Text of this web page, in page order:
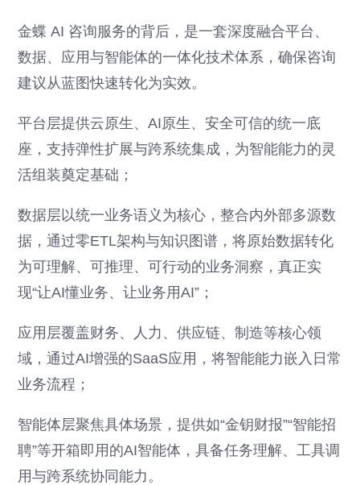
金蝶 AI 咨询服务的背后，是一套深度融合平台、
数据、应用与智能体的一体化技术体系，确保咨询
建议从蓝图快速转化为实效。
平台层提供云原生、AI原生、安全可信的统一底
座，支持弹性扩展与跨系统集成，为智能能力的灵
活组装奠定基础；
数据层以统一业务语义为核心，整合内外部多源数
据，通过零ETL架构与知识图谱，将原始数据转化
为可理解、可推理、可行动的业务洞察，真正实
现“让AI懂业务、让业务用AI”；
应用层覆盖财务、人力、供应链、制造等核心领
域，通过AI增强的SaaS应用，将智能能力嵌入日常
业务流程；
智能体层聚焦具体场景，提供如“金钥财报”“智能招
聘”等开箱即用的AI智能体，具备任务理解、工具调
用与跨系统协同能力。